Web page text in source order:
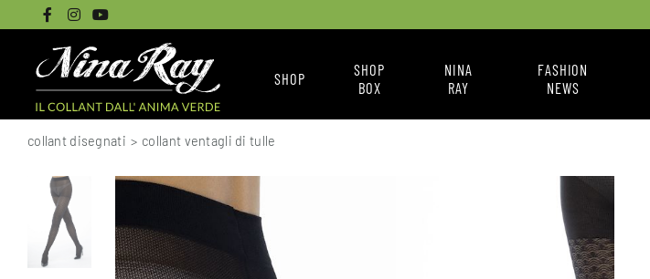
SHOP
CALZINI
COLLANT SENZA CUCITURE
COLLANT DISEGNATI
TUTTI I COLLANT
SHOP
BOX
NINA
RAY
FASHION
NEWS
collant disegnati > collant ventagli di tulle